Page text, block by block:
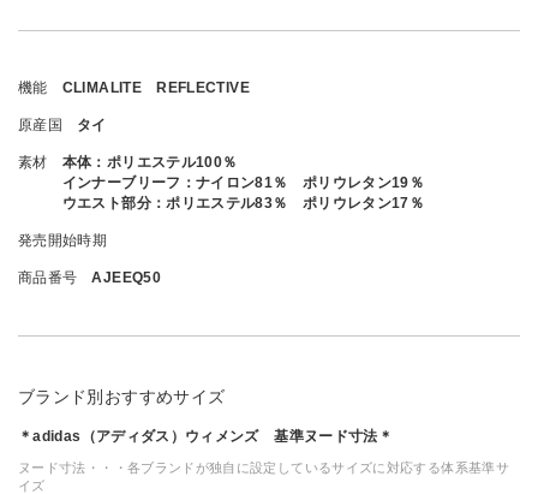
機能 CLIMALITE REFLECTIVE
原産国 タイ
素材
本体：ポリエステル100％
インナーブリーフ：ナイロン81％ ポリウレタン19％
ウエスト部分：ポリエステル83％ ポリウレタン17％
発売開始時期
商品番号 AJEEQ50
ブランド別おすすめサイズ
＊adidas（アディダス）ウィメンズ 基準ヌード寸法＊
ヌード寸法・・・各ブランドが独自に設定しているサイズに対応する体系基準サ
イズ